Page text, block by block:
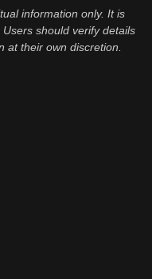
information only. It is
should verify details
at their own discretion.